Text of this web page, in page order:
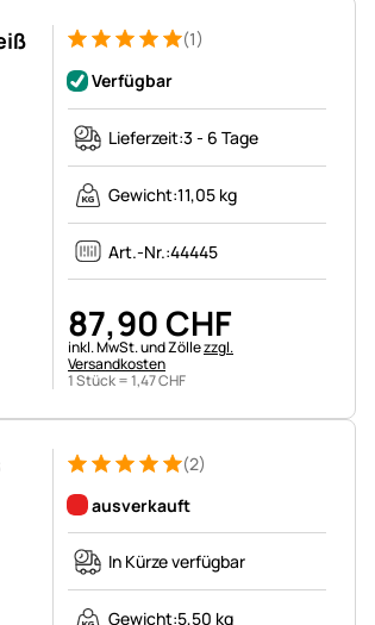
Bewertung: 5 von 5 (1 Bewertungen)
1 Bewertung
(1)
Verfügbar
Lieferzeit:3 - 6 Tage
Gewicht:11,05 kg
Art.-Nr.:44445
87,90CHF
Steuerhinweis:
inkl. MwSt. und Zöllezzgl.
Versandkosten
1 Stück =1,47CHF
Bewertung: 5 von 5 (2 Bewertungen)
2 Bewertungen (2)
ausverkauft
In Kürze verfügbar
Gewicht:5,50 kg